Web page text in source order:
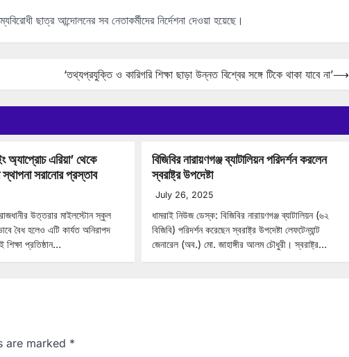
ছাত্র আন্দোলনের সব নেতাকর্মীদের নির্দেশনা দেওয়া হয়েছে।
‘তথ্যপ্রযুক্তি ও কারিগরি শিক্ষা ছাড়া উন্নত বিশ্বের সঙ্গে টিকে থাকা যাবে না’⟶
অ্যাপ্রোচ এরিয়া’ থেকে
সরানোর প্রস্তাব
উত্তরার মাইলস্টোন স্কুল
বৈধ হলেও এটি কার্যত অনিরাপদ
প্রতিষ্ঠান…
বিজিবির নারায়ণগঞ্জ ব্যাটালিয়ন পরিদর্শন করলেন
স্বরাষ্ট্র উপদেষ্টা
July 26, 2025
ধামরাই নিউজ ডেস্ক: বিজিবির নারায়ণগঞ্জ ব্যাটালিয়ন (৬২
বিজিবি) পরিদর্শন করেছেন স্বরাষ্ট্র উপদেষ্টা লেফটেন্যান্ট
জেনারেল (অব.) মো. জাহাঙ্গীর আলম চৌধুরী। স্বরাষ্ট্র…
are marked *